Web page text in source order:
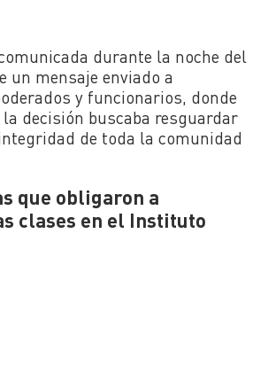
durante la noche del
un mensaje enviado a
y funcionarios, donde
decisión buscaba resguardar
de toda la comunidad
que obligaron a
clases en el Instituto